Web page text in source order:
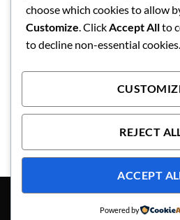
Dungeons and Dragon
Exploding Kittens El
JUEGO DE ROL ACCESORIOS
choose which cookies to allow
Customize. ClickAccept Allto
to decline non-essential cookies.
REJECT
ACCEPT
Powered by